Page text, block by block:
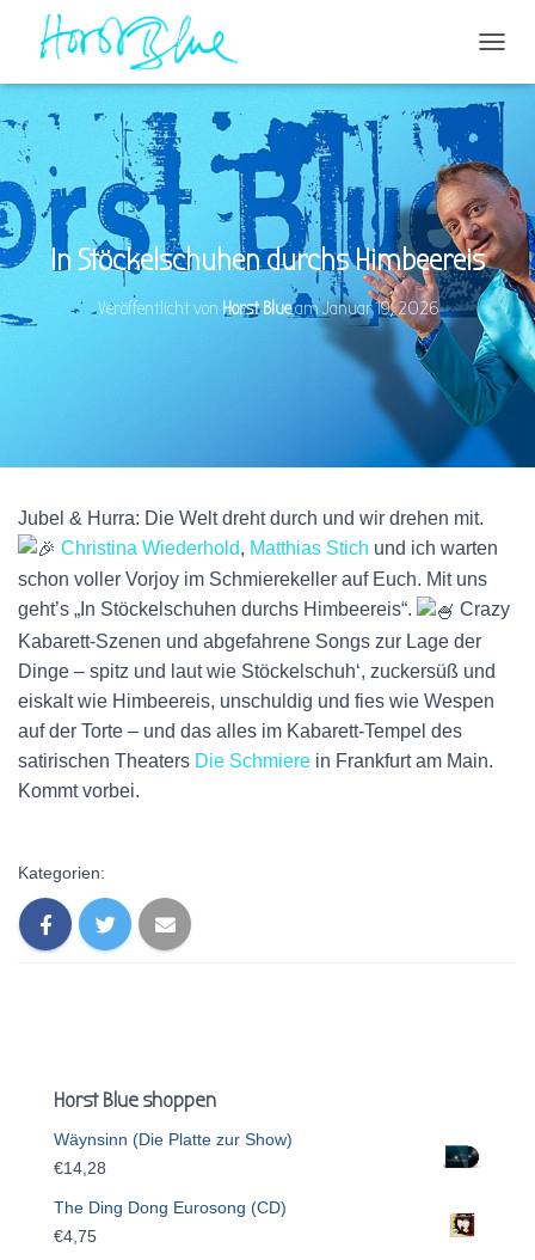
A
V
A
T
I
O
N
U
M
S
C
H
A
L
T
E
In Stöckelschuhen durchs Himbeereis
Veröffentlicht von Horst BlueamJanuar 19, 2026
Jubel & Hurra: Die Welt dreht durch und wir drehen mit.
Christina Wiederhold, Matthias Stich und ich warten
schon voller Vorjoy im Schmierekeller auf Euch. Mit uns
geht’s „In Stöckelschuhen durchs Himbeereis“.
Crazy
Kabarett-Szenen und abgefahrene Songs zur Lage der
Dinge – spitz und laut wie Stöckelschuh‘, zuckersüß und
eiskalt wie Himbeereis, unschuldig und fies wie Wespen
auf der Torte – und das alles im Kabarett-Tempel des
satirischen Theaters Die Schmiere in Frankfurt am Main.
Kommt vorbei.
Kategorien:
Horst Blue shoppen
Wäynsinn (Die Platte zur Show)
€14,28
The Ding Dong Eurosong (CD)
€4,75